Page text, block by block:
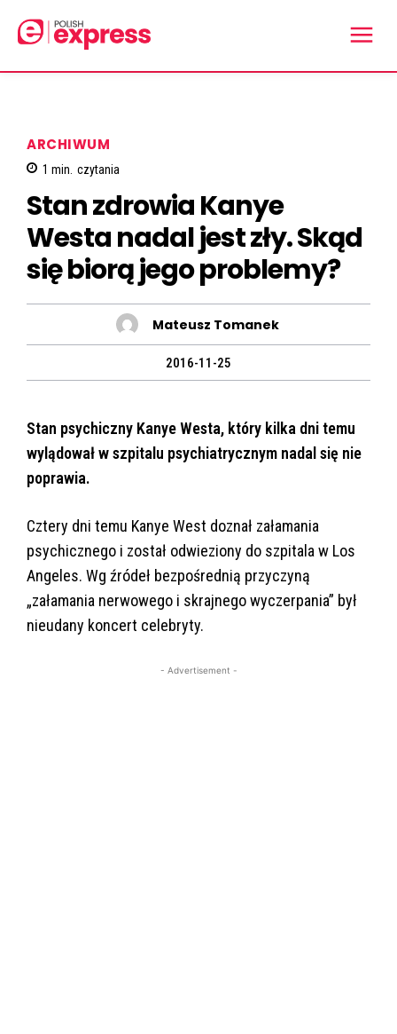
ARCHIWUM
1 min. czytania
Stan zdrowia Kanye
Westa nadal jest zły. Skąd
się biorą jego problemy?
Mateusz Tomanek
2016-11-25
Stan psychiczny Kanye Westa, który kilka dni temu
wylądował w szpitalu psychiatrycznym nadal się nie
poprawia.
Cztery dni temu Kanye West doznał załamania
psychicznego i został odwieziony do szpitala w Los
Angeles. Wg źródeł bezpośrednią przyczyną
„załamania nerwowego i skrajnego wyczerpania” był
nieudany koncert celebryty.
- Advertisement -